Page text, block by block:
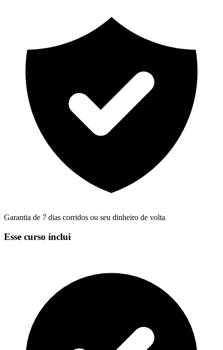
Garantia de 7 dias corridos ou seu dinheiro de volta
Esse curso inclui